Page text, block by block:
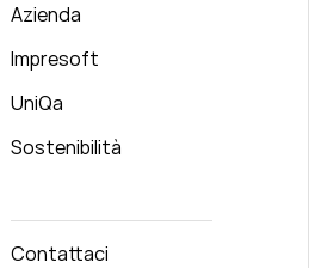
Azienda
Impresoft
UniQa
Sostenibilità
Contattaci